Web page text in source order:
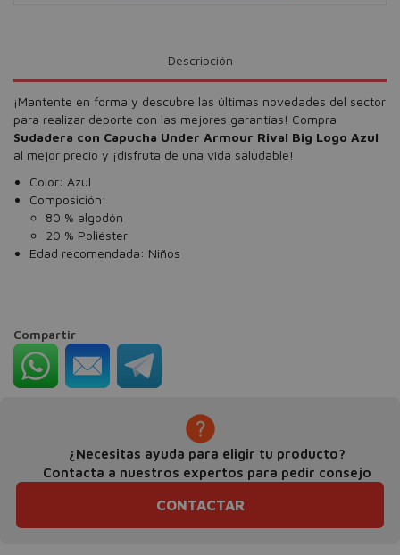
Descripción
¡Mantente en forma y descubre las últimas novedades del sector
para realizar deporte con las mejores garantías! Compra
Sudadera con Capucha Under Armour Rival Big Logo Azul
al mejor precio y ¡disfruta de una vida saludable!
Color: Azul
Composición:
80 % algodón
20 % Poliéster
Edad recomendada: Niños
Compartir
¿Necesitas ayuda para eligir tu producto?
Contacta a nuestros expertos para pedir consejo
CONTACTAR